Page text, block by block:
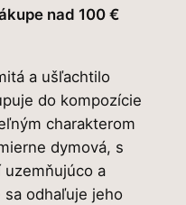
nad 100 €
a ušľachtilo
do kompozície
charakterom
dymová, s
a
odhaľuje jeho